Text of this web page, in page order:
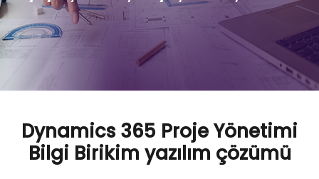
Dynamics 365 Proje Yönetimi
Bilgi Birikim yazılım çözümü